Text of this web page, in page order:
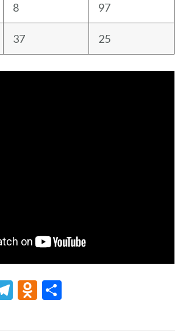
8 97
37 25
Telegram
Odnoklassniki